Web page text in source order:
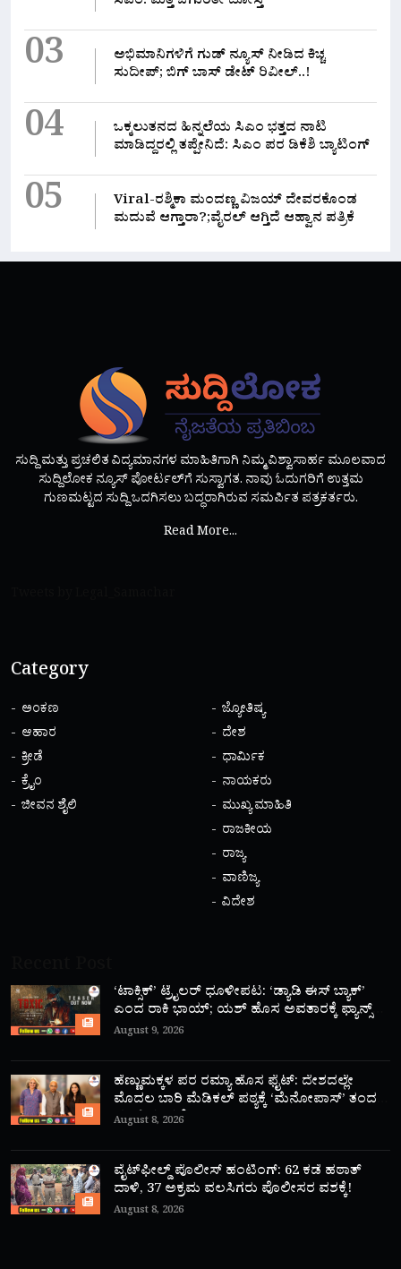
03
ಅಭಿಮಾನಿಗಳಿಗೆ ಗುಡ್ ನ್ಯೂಸ್ ನೀಡಿದ ಕಿಚ್ಚ
ಸುದೀಪ್; ಬಿಗ್ ಬಾಸ್ ಡೇಟ್ ರಿವೀಲ್..!
04
ಒಕ್ಕಲುತನದ ಹಿನ್ನಲೆಯ ಸಿಎಂ ಭತ್ತದ ನಾಟಿ
ಮಾಡಿದ್ದರಲ್ಲಿ‌ ತಪ್ಪೇನಿದೆ: ಸಿಎಂ ಪರ ಡಿಕೆಶಿ ಬ್ಯಾಟಿಂಗ್
05
Viral-ರಶ್ಮಿಕಾ ಮಂದಣ್ಣ ವಿಜಯ್ ದೇವರಕೊಂಡ
ಮದುವೆ ಆಗ್ತಾರಾ?;ವೈರಲ್ ಆಗ್ತಿದೆ ಆಹ್ವಾನ ಪತ್ರಿಕೆ
ಸುದ್ದಿ ಮತ್ತು ಪ್ರಚಲಿತ ವಿದ್ಯಮಾನಗಳ ಮಾಹಿತಿಗಾಗಿ ನಿಮ್ಮ ವಿಶ್ವಾಸಾರ್ಹ ಮೂಲವಾದ
ಸುದ್ದಿಲೋಕ ನ್ಯೂಸ್ ಪೋರ್ಟಲ್‌ಗೆ ಸುಸ್ವಾಗತ. ನಾವು ಓದುಗರಿಗೆ ಉತ್ತಮ
ಗುಣಮಟ್ಟದ ಸುದ್ದಿ ಒದಗಿಸಲು ಬದ್ಧರಾಗಿರುವ ಸಮರ್ಪಿತ ಪತ್ರಕರ್ತರು.
Read More...
Category
ಅಂಕಣ
ಆಹಾರ
ಕ್ರೀಡೆ
ಕ್ರೈಂ
ಜೀವನ ಶೈಲಿ
ಜ್ಯೋತಿಷ್ಯ
ದೇಶ
ಧಾರ್ಮಿಕ
ನಾಯಕರು
ಮುಖ್ಯ ಮಾಹಿತಿ
ರಾಜಕೀಯ
ರಾಜ್ಯ
ವಾಣಿಜ್ಯ
ವಿದೇಶ
‘ಟಾಕ್ಸಿಕ್’ ಟ್ರೈಲರ್ ಧೂಳೀಪಟ: ‘ಡ್ಯಾಡಿ ಈಸ್ ಬ್ಯಾಕ್’
ಎಂದ ರಾಕಿ ಭಾಯ್; ಯಶ್ ಹೊಸ ಅವತಾರಕ್ಕೆ ಫ್ಯಾನ್ಸ್
ಫಿದಾ!
August 9, 2026
ಹೆಣ್ಣುಮಕ್ಕಳ ಪರ ರಮ್ಯಾ ಹೊಸ ಫೈಟ್: ದೇಶದಲ್ಲೇ
ಮೊದಲ ಬಾರಿ ಮೆಡಿಕಲ್ ಪಠ್ಯಕ್ಕೆ ‘ಮೆನೋಪಾಸ್’ ತಂದ
ಮಾಜಿ ಸಂಸದೆ!
August 8, 2026
ವೈಟ್‌ಫೀಲ್ಡ್ ಪೊಲೀಸ್ ಹಂಟಿಂಗ್: 62 ಕಡೆ ಹಠಾತ್
ದಾಳಿ, 37 ಅಕ್ರಮ ವಲಸಿಗರು ಪೊಲೀಸರ ವಶಕ್ಕೆ!
August 8, 2026